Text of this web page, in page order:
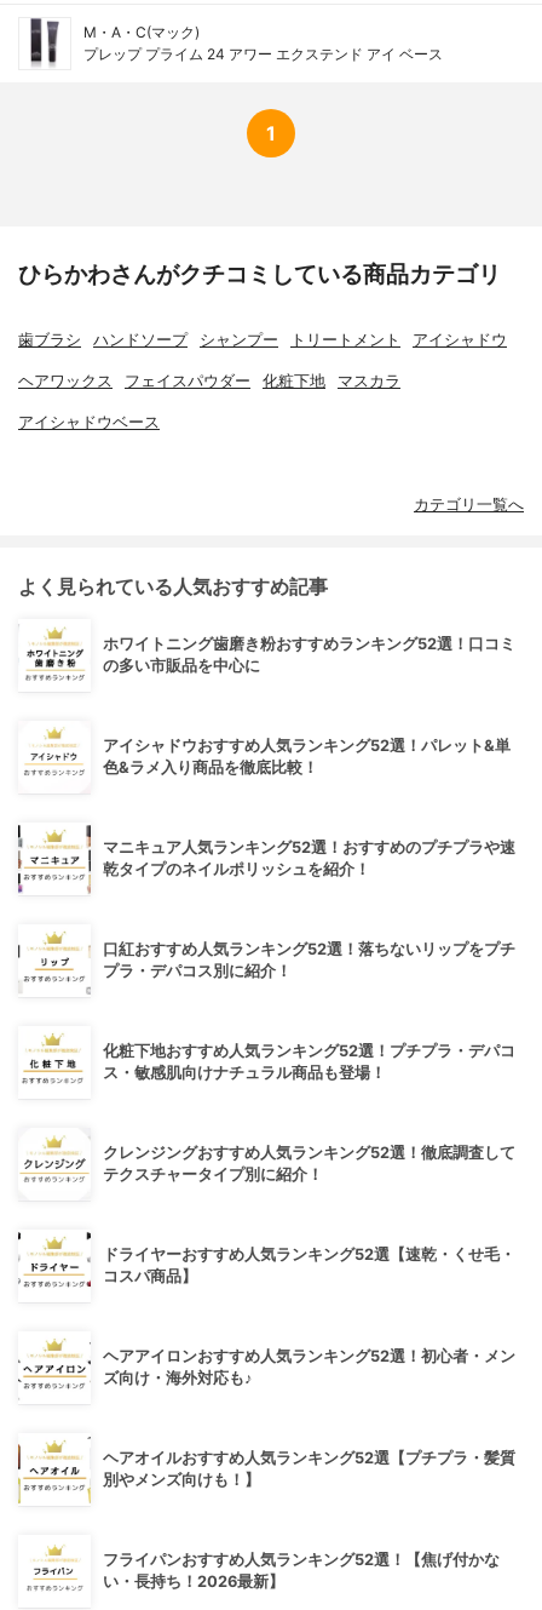
M・A・C(マック)
プレップ プライム 24 アワー エクステンド アイ ベース
1
ひらかわさんがクチコミしている商品カテゴリ
歯ブラシ ハンドソープ シャンプー トリートメント アイシャドウ
ヘアワックス フェイスパウダー 化粧下地 マスカラ
アイシャドウベース
カテゴリ一覧へ
よく見られている人気おすすめ記事
ホワイトニング歯磨き粉おすすめランキング52選！口コミ
の多い市販品を中心に
アイシャドウおすすめ人気ランキング52選！パレット&単
色&ラメ入り商品を徹底比較！
マニキュア人気ランキング52選！おすすめのプチプラや速
乾タイプのネイルポリッシュを紹介！
口紅おすすめ人気ランキング52選！落ちないリップをプチ
プラ・デパコス別に紹介！
化粧下地おすすめ人気ランキング52選！プチプラ・デパコ
ス・敏感肌向けナチュラル商品も登場！
クレンジングおすすめ人気ランキング52選！徹底調査して
テクスチャータイプ別に紹介！
ドライヤーおすすめ人気ランキング52選【速乾・くせ毛・
コスパ商品】
ヘアアイロンおすすめ人気ランキング52選！初心者・メン
ズ向け・海外対応も♪
ヘアオイルおすすめ人気ランキング52選【プチプラ・髪質
別やメンズ向けも！】
フライパンおすすめ人気ランキング52選！【焦げ付かな
い・長持ち！2026最新】